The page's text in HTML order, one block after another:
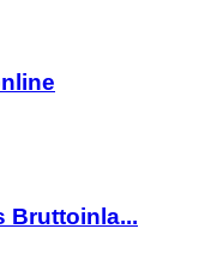
Bruttoinla...